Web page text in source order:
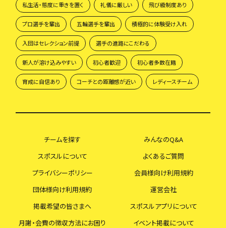
私生活・態度に重きを置く 礼儀に厳しい 飛び級制度あり
プロ選手を輩出 五輪選手を輩出 積極的に体験受け入れ
入団はセレクション前提 選手の進路にこだわる
新人が溶け込みやすい 初心者歓迎 初心者多数在籍
育成に自信あり コーチとの距離感が近い レディースチーム
チームを探す
みんなのQ&A
スポスルについて
よくあるご質問
プライバシーポリシー
会員様向け利用規約
団体様向け利用規約
運営会社
掲載希望の皆さまへ
スポスルアプリについて
月謝・会費の徴収方法にお困り
イベント掲載について